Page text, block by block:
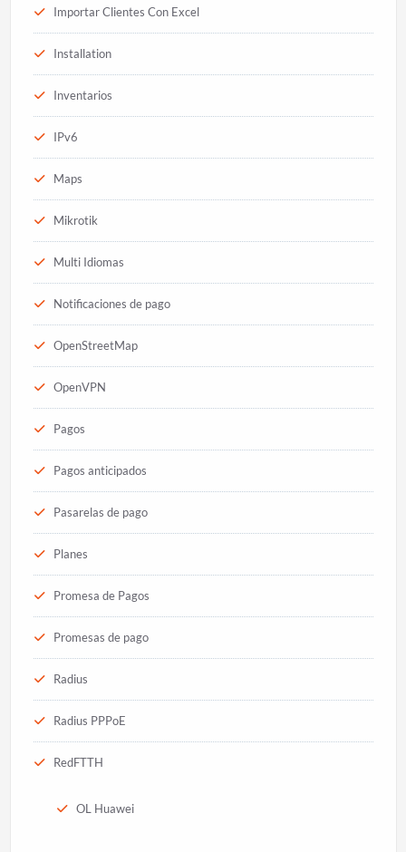
Importar Clientes Con Excel
Installation
Inventarios
IPv6
Maps
Mikrotik
Multi Idiomas
Notificaciones de pago
OpenStreetMap
OpenVPN
Pagos
Pagos anticipados
Pasarelas de pago
Planes
Promesa de Pagos
Promesas de pago
Radius
Radius PPPoE
RedFTTH
OL Huawei